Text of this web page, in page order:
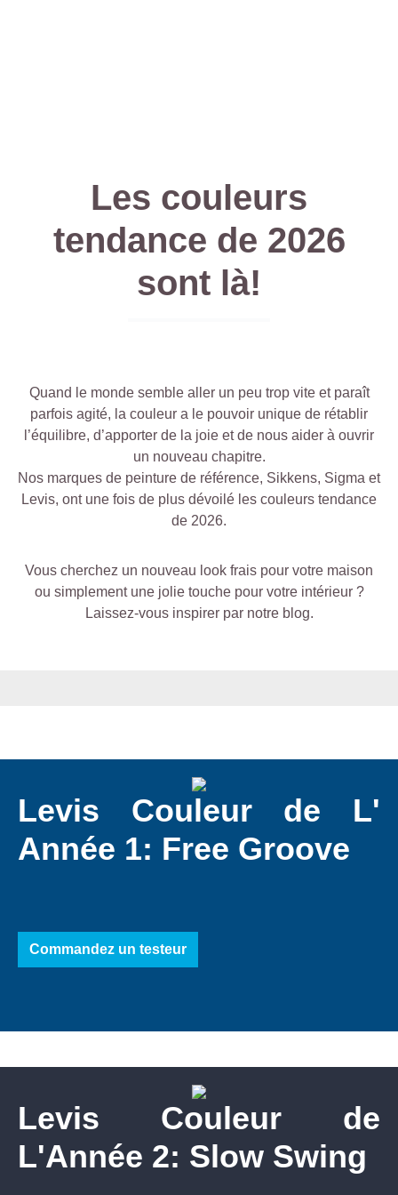
Les couleurs
tendance de 2026
sont là!
Quand le monde semble aller un peu trop vite et paraît
parfois agité, la couleur a le pouvoir unique de rétablir
l’équilibre, d’apporter de la joie et de nous aider à ouvrir
un nouveau chapitre.
Nos marques de peinture de référence, Sikkens, Sigma et
Levis, ont une fois de plus dévoilé les couleurs tendance
de 2026.
Vous cherchez un nouveau look frais pour votre maison
ou simplement une jolie touche pour votre intérieur ?
Laissez-vous inspirer par notre blog.
Levis Couleur de L'
Année 1: Free Groove
Commandez un testeur
Levis Couleur de
L'Année 2: Slow Swing